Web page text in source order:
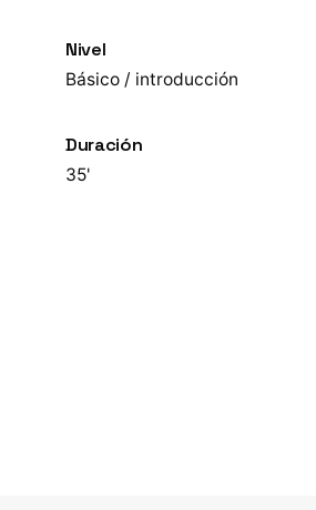
Nivel
Básico / introducción
Duración
35'